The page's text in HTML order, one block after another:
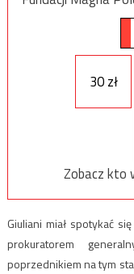
30 zł
Zobacz kto
Giuliani miał spotykać
prokuratorem
poprzednikiem na tym